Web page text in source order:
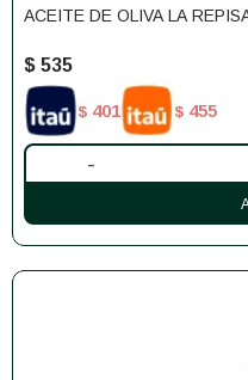
ACEITE DE OLIVA LA
$ 535
$ 401 $ 455
-